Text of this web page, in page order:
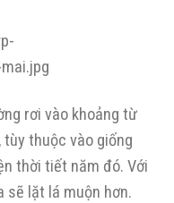
rơi vào khoảng từ
tùy thuộc vào giống
thời tiết năm đó. Với
sẽ lặt lá muộn hơn.